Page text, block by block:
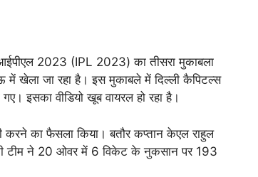
2023 (IPL 2023) का तीसरा मुकाबला
में खेला जा रहा है। इस मुकाबले में दिल्ली कैपिटल्स
इसका वीडियो खूब वायरल हो रहा है।
करने का फैसला किया। बतौर कप्तान केएल राहुल
टीम ने 20 ओवर में 6 विकेट के नुकसान पर 193